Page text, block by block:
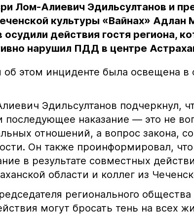
Лом-Алиевич Эдильсултанов и
культуры «Вайнах» Адлан
осудили действия гостя региона,
нарушил ПДД в центре
этом инциденте была освещена в
Эдильсултанов подчеркнул,
последующее наказание — это не
отношений, а вопрос закона,
Он также проинформировал,
в результате совместных
области и коллег из
регионального общества
могут бросать тень на всех